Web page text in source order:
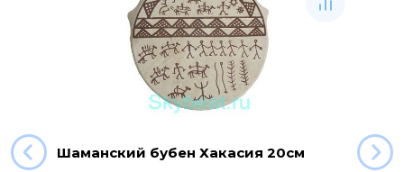
Шаманский бубен Хакасия 20см